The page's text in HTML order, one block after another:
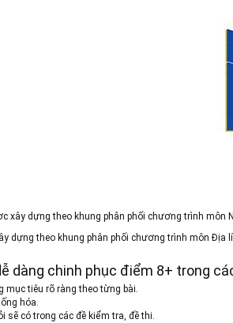
xây dựng theo khung phân phối chương trình môn
dựng theo khung phân phối chương trình môn Địa
dàng chinh phục điểm 8+ trong
mục tiêu rõ ràng theo từng bài.
hóa.
sẽ có trong các đề kiểm tra, đề thi.